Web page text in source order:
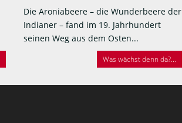
Die Aroniabeere – die Wunderbeere der
Indianer – fand im 19. Jahrhundert
seinen Weg aus dem Osten...
Was wächst denn da?...